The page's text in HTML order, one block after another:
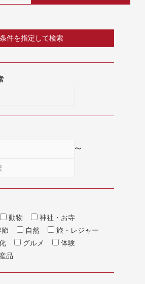
条件を指定して検索
〜
動物
神社・お寺
自然
旅・レジャー
グルメ
体験
品